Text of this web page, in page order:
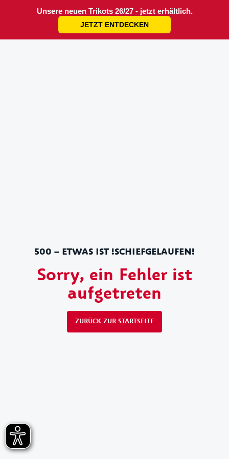
Unsere neuen Trikots 26/27 - jetzt erhältlich.
JETZT ENTDECKEN
500 – ETWAS IST !SCHIEFGELAUFEN!
Sorry, ein Fehler ist
aufgetreten
ZURÜCK ZUR STARTSEITE